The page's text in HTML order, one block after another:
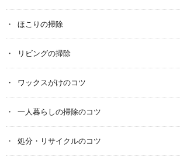
ほこりの掃除
リビングの掃除
ワックスがけのコツ
一人暮らしの掃除のコツ
処分・リサイクルのコツ